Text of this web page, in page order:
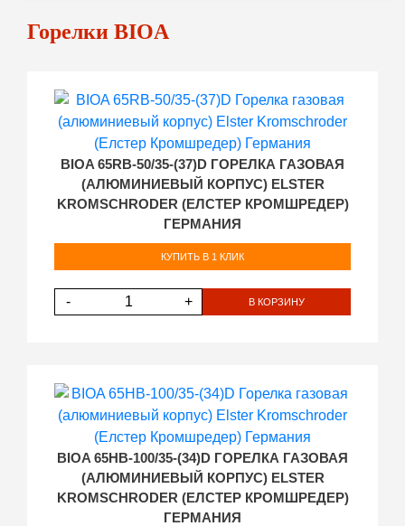
Горелки BIOA
BIOA 65RB-50/35-(37)D ГОРЕЛКА ГАЗОВАЯ
(АЛЮМИНИЕВЫЙ КОРПУС) ELSTER
KROMSCHRODER (ЕЛСТЕР КРОМШРЕДЕР)
ГЕРМАНИЯ
КУПИТЬ В 1 КЛИК
- + В КОРЗИНУ
BIOA 65HB-100/35-(34)D ГОРЕЛКА ГАЗОВАЯ
(АЛЮМИНИЕВЫЙ КОРПУС) ELSTER
KROMSCHRODER (ЕЛСТЕР КРОМШРЕДЕР)
ГЕРМАНИЯ